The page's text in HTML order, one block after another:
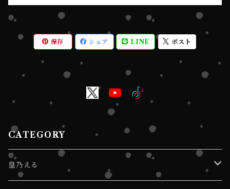
保存 シェア LINE ポスト
CATEGORY
皇乃える